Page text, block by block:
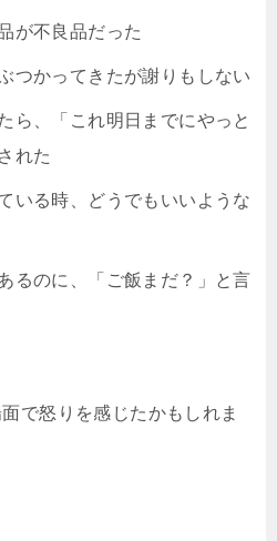
が不良品だった
つかってきたが謝りもしない
ら、「これ明日までにやっと
れた
いる時、どうでもいいような
るのに、「ご飯まだ？」と言
で怒りを感じたかもしれま